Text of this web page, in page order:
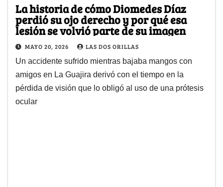
La historia de cómo Diomedes Díaz
perdió su ojo derecho y por qué esa
lesión se volvió parte de su imagen
MAYO 20, 2026 LAS DOS ORILLAS
Un accidente sufrido mientras bajaba mangos con
amigos en La Guajira derivó con el tiempo en la
pérdida de visión que lo obligó al uso de una prótesis
ocular